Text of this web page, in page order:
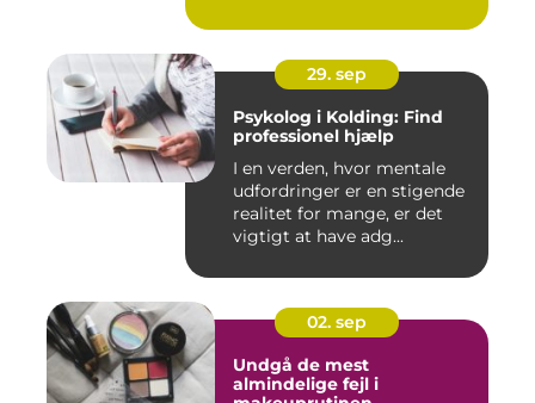
29. sep
Psykolog i Kolding: Find
professionel hjælp
I en verden, hvor mentale
udfordringer er en stigende
realitet for mange, er det
vigtigt at have adg...
02. sep
Undgå de mest
almindelige fejl i